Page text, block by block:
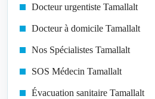
Docteur urgentiste Tamallalt
Docteur à domicile Tamallalt
Nos Spécialistes Tamallalt
SOS Médecin Tamallalt
Évacuation sanitaire Tamallalt